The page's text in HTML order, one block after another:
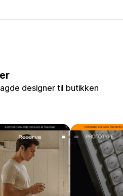
designer til butikken